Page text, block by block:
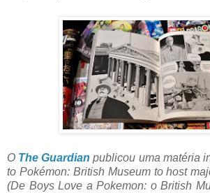
O The Guardian publicou uma matéria
to Pokémon: British Museum to host
(De Boys Love a Pokemon: o British